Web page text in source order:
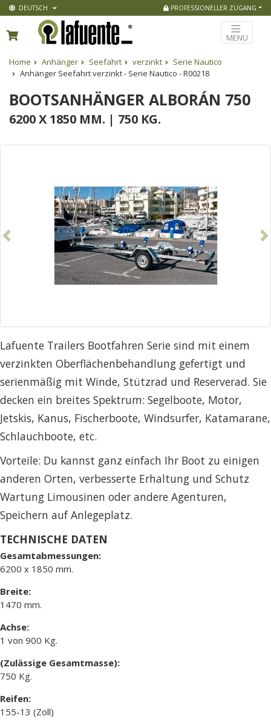
DEUTSCH PROFESSIONELLER ZUGANG
MENU
Home Anhänger Seefahrt verzinkt
Serie Nautico
Anhänger Seefahrt verzinkt - Serie Nautico - R00218
BOOTSANHÄNGER ALBORÁN 750
6200 X 1850 MM. | 750 KG.
Vorhergehend
Lafuente Trailers Bootfahren Serie sind mit einem
verzinkten Oberflächenbehandlung gefertigt und
serienmäßig mit Winde, Stützrad und Reserverad. Sie
decken ein breites Spektrum: Segelboote, Motor,
Jetskis, Kanus, Fischerboote, Windsurfer, Katamarane,
Schlauchboote, etc.
Vorteile: Du kannst ganz einfach Ihr Boot zu einigen
anderen Orten, verbesserte Erhaltung und Schutz
Wartung Limousinen oder andere Agenturen,
Speichern auf Anlegeplatz.
TECHNISCHE DATEN
Gesamtabmessungen:
6200 x 1850 mm.
Breite:
1470 mm.
Achse:
1 von 900 Kg.
(Zulässige Gesamtmasse):
750 Kg.
Reifen:
155-13 (Zoll)